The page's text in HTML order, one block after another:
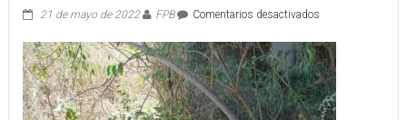
21 de mayo de 2022 FPB Comentarios desactivadosen
A
ASESINO
DE
UNA
MUJER